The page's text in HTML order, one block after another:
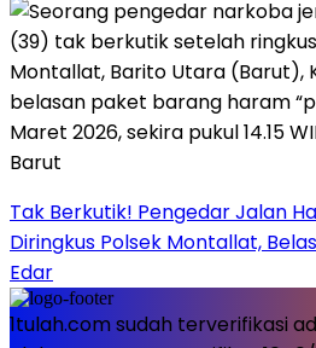
Tak Berkutik! Pengedar Jalan
Diringkus Polsek Montallat,
Edar
1tulah.com sudah terverifikasi